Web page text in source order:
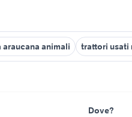
animali trattori usati
Dove?